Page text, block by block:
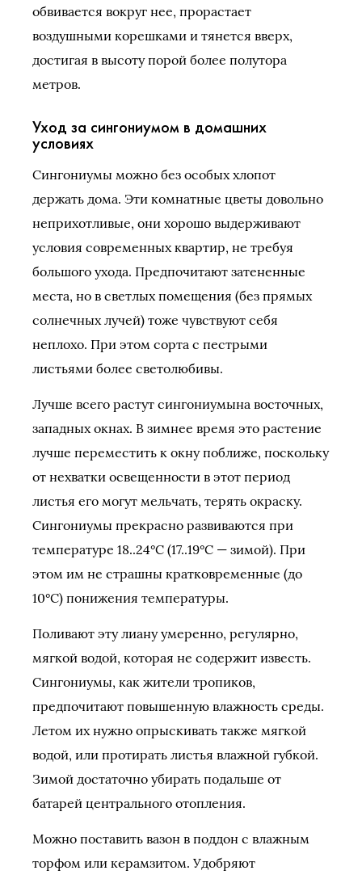
обвивается вокруг нее, прорастает
воздушными корешками и тянется вверх,
достигая в высоту порой более полутора
метров.
Уход за сингониумом в домашних
условиях
Сингониумы можно без особых хлопот
держать дома. Эти комнатные цветы довольно
неприхотливые, они хорошо выдерживают
условия современных квартир, не требуя
большого ухода. Предпочитают затененные
места, но в светлых помещения (без прямых
солнечных лучей) тоже чувствуют себя
неплохо. При этом сорта с пестрыми
листьями более светолюбивы.
Лучше всего растут сингониумына восточных,
западных окнах. В зимнее время это растение
лучше переместить к окну поближе, поскольку
от нехватки освещенности в этот период
листья его могут мельчать, терять окраску.
Сингониумы прекрасно развиваются при
температуре 18..24°C (17..19°C — зимой). При
этом им не страшны кратковременные (до
10°C) понижения температуры.
Поливают эту лиану умеренно, регулярно,
мягкой водой, которая не содержит известь.
Сингониумы, как жители тропиков,
предпочитают повышенную влажность среды.
Летом их нужно опрыскивать также мягкой
водой, или протирать листья влажной губкой.
Зимой достаточно убирать подальше от
батарей центрального отопления.
Можно поставить вазон в поддон с влажным
торфом или керамзитом. Удобряют